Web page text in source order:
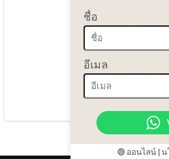
24 ชั่วโมงทุกวัน
ชื่อ
อีเมล
🟢 ออนไลน์ |
Español
Português do Brasil
Русский